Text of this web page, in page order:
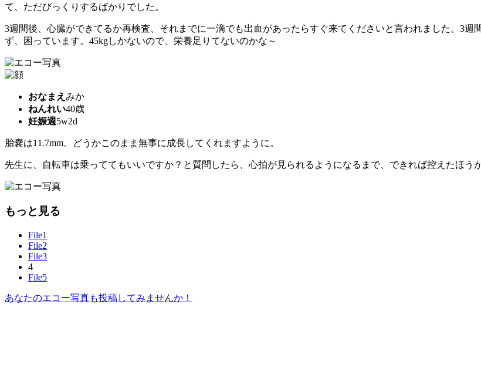
て、ただびっくりするばかりでした。
3週間後、心臓ができてるか再検査、それまでに一滴でも出血があったらすぐ来てくださいと言われました。3
ず、困っています。45kgしかないので、栄養足りてないのかな～
おなまえ みか
ねんれい40歳
妊娠週5w2d
胎嚢は11.7mm。どうかこのまま無事に成長してくれますように。
先生に、自転車は乗っててもいいですか？と質問したら、心拍が見られるようになるまで、できれば控えたほう
もっと見る
File1
File2
File3
4
File5
あなたのエコー写真も投稿してみませんか！